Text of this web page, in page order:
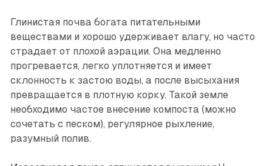
Глинистая почва богата питательными
веществами и хорошо удерживает влагу, но часто
страдает от плохой аэрации. Она медленно
прогревается, легко уплотняется и имеет
склонность к застою воды, а после высыхания
превращается в плотную корку. Такой земле
необходимо частое внесение компоста (можно
сочетать с песком), регулярное рыхление,
разумный полив.